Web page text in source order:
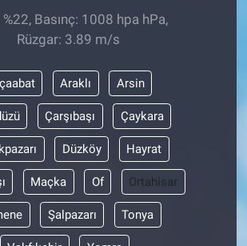
Basınç: 1008 hpa hPa,
Rüzgar: 3.89 m/s
Araklı Arsin
Çarşıbaşı Çaykara
Düzköy Hayrat
Maçka Of Ortahisar
Şalpazarı Tonya